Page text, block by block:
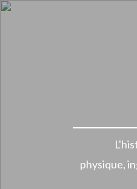
Aller
physique,